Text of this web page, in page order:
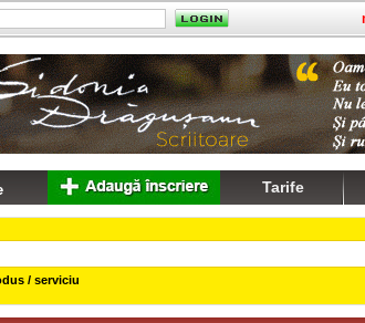
/ serviciu
Tarife